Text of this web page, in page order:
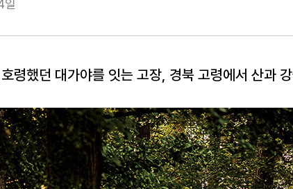
일
령했던 대가야를 잇는 고장, 경북 고령에서 산과